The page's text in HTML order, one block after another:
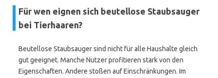
Für wen eignen sich beutellose Staubsauger
bei Tierhaaren?
Beutellose Staubsauger sind nicht für alle Haushalte gleich
gut geeignet. Manche Nutzer profitieren stark von den
Eigenschaften. Andere stoßen auf Einschränkungen. Im